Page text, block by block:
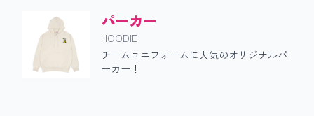
パーカー
HOODIE
チームユニフォームに人気のオリジナルパ
ーカー！